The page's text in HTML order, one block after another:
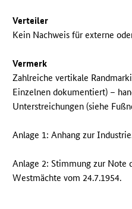
Verteiler
Kein Nachweis für externe
Vermerk
Zahlreiche vertikale
Einzelnen dokumentiert) –
Unterstreichungen (siehe
Anlage 1: Anhang zur
Anlage 2: Stimmung zur Note
Westmächte vom 24.7.1954.